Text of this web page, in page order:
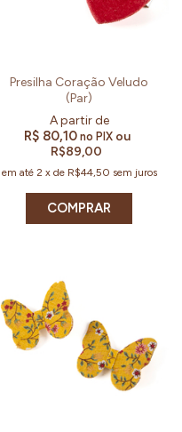
Presilha Coração Veludo
(Par)
R$ 80,10 no PIX ou
R$89,00
em até 2 x de R$44,50 sem juros
COMPRAR